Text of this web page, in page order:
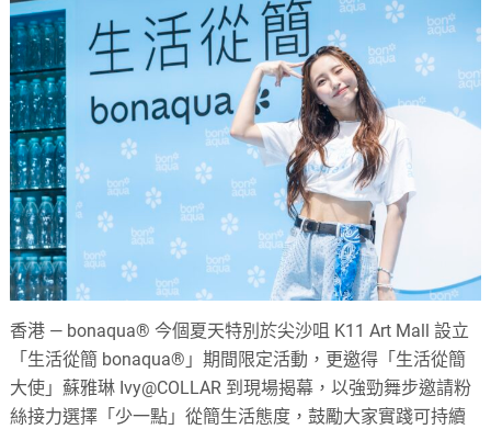
size.
size.size.
香港 — bonaqua® 今個夏天特別於尖沙咀 K11 Art Mall 設立
「生活從簡 bonaqua®」期間限定活動，更邀得「生活從簡
大使」蘇雅琳 Ivy@COLLAR 到現場揭幕，以強勁舞步邀請粉
絲接力選擇「少一點」從簡生活態度，鼓勵大家實踐可持續